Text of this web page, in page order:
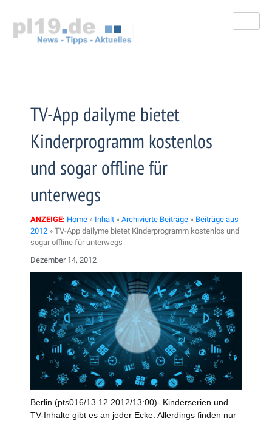
springen
TV-App dailyme bietet
Kinderprogramm kostenlos
und sogar offline für
unterwegs
ANZEIGE: Home » Inhalt » Archivierte Beiträge » Beiträge aus
2012 » TV-App dailyme bietet Kinderprogramm kostenlos und
sogar offline für unterwegs
Dezember 14, 2012
Berlin (pts016/13.12.2012/13:00)- Kinderserien und
TV-Inhalte gibt es an jeder Ecke: Allerdings finden nur